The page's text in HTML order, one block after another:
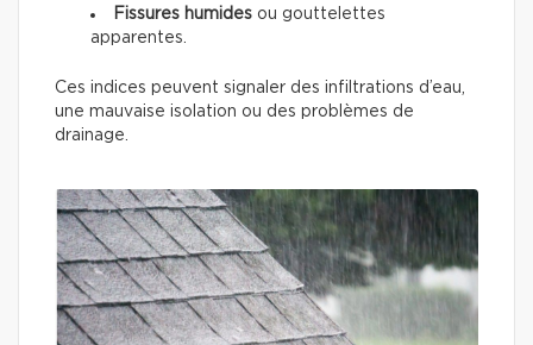
Fissures humides ou gouttelettes
apparentes.
Ces indices peuvent signaler des infiltrations d’eau,
une mauvaise isolation ou des problèmes de
drainage.